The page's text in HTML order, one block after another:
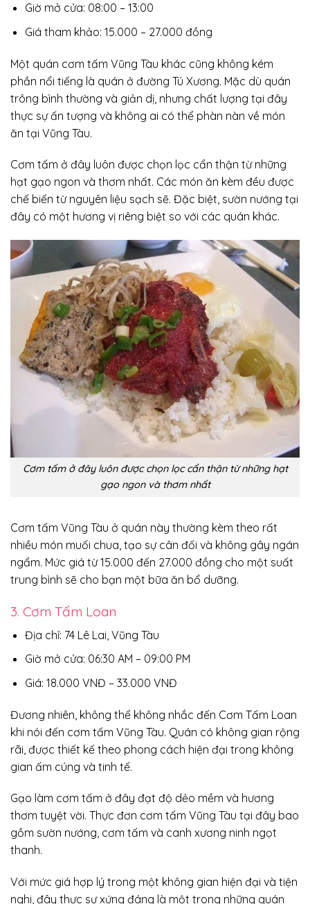
Giờ mở cửa: 08:00 – 13:00
Giá tham khảo: 15.000 – 27.000 đồng
Một quán cơm tấm Vũng Tàu khác cũng không kém
phần nổi tiếng là quán ở đường Tú Xương. Mặc dù quán
trông bình thường và giản dị, nhưng chất lượng tại đây
thực sự ấn tượng và không ai có thể phàn nàn về món
ăn tại Vũng Tàu.
Cơm tấm ở đây luôn được chọn lọc cẩn thận từ những
hạt gạo ngon và thơm nhất. Các món ăn kèm đều được
chế biến từ nguyên liệu sạch sẽ. Đặc biệt, sườn nướng tại
đây có một hương vị riêng biệt so với các quán khác.
Cơm tấm ở đây luôn được chọn lọc cẩn thận từ những hạt
gạo ngon và thơm nhất
Cơm tấm Vũng Tàu ở quán này thường kèm theo rất
nhiều món muối chua, tạo sự cân đối và không gây ngán
ngẩm. Mức giá từ 15.000 đến 27.000 đồng cho một suất
trung bình sẽ cho bạn một bữa ăn bổ dưỡng.
3. Cơm Tấm Loan
Địa chỉ: 74 Lê Lai, Vũng Tàu
Giờ mở cửa: 06:30 AM – 09:00 PM
Giá: 18.000 VNĐ – 33.000 VNĐ
Đương nhiên, không thể không nhắc đến Cơm Tấm Loan
khi nói đến cơm tấm Vũng Tàu. Quán có không gian rộng
rãi, được thiết kế theo phong cách hiện đại trong không
gian ấm cúng và tinh tế.
Gạo làm cơm tấm ở đây đạt độ dẻo mềm và hương
thơm tuyệt vời. Thực đơn cơm tấm Vũng Tàu tại đây bao
gồm sườn nướng, cơm tấm và canh xương ninh ngọt
thanh.
Với mức giá hợp lý trong một không gian hiện đại và tiện
nghi, đây thực sự xứng đáng là một trong những quán